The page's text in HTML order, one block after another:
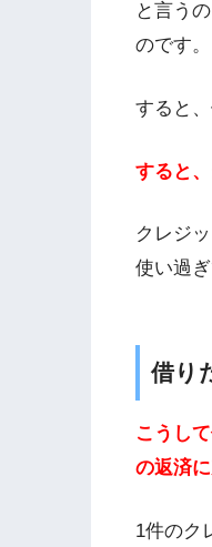
と言う
のです。
すると
すると
クレジ
使い過
借り
こうし
の返済
1件のク